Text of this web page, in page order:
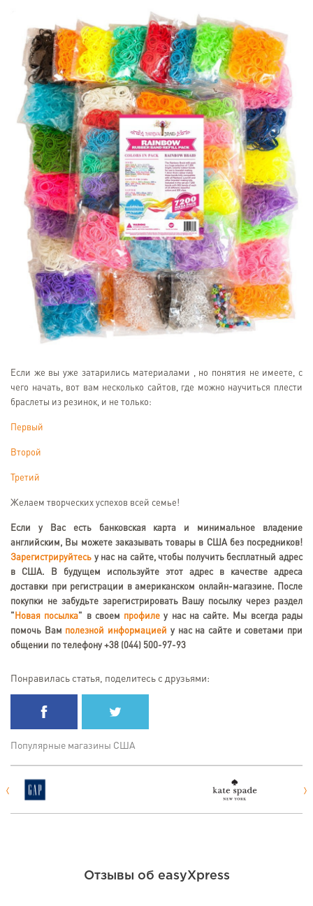
Если же вы уже затарились материалами , но понятия не имеете, с
чего начать, вот вам несколько сайтов, где можно научиться плести
браслеты из резинок, и не только:
Первый
Второй
Третий
Желаем творческих успехов всей семье!
Если у Вас есть банковская карта и минимальное владение
английским, Вы можете заказывать товары в США без посредников!
Зарегистрируйтесь у нас на сайте, чтобы получить бесплатный адрес
в США. В будущем используйте этот адрес в качестве адреса
доставки при регистрации в американском онлайн-магазине. После
покупки не забудьте зарегистрировать Вашу посылку через раздел
" Новая посылка" в своем профиле у нас на сайте. Мы всегда рады
помочь Вам полезной информацией у нас на сайте и советами при
общении по телефону +38 (044) 500-97-93
Понравилась статья, поделитесь с друзьями:
Популярные магазины США
Отзывы об easyXpress